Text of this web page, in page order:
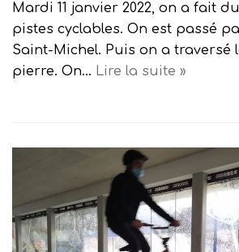
Mardi 11 janvier 2022, on a fait
pistes cyclables. On est passé
Saint-Michel. Puis on a traversé
pierre. On… Lire la suite »